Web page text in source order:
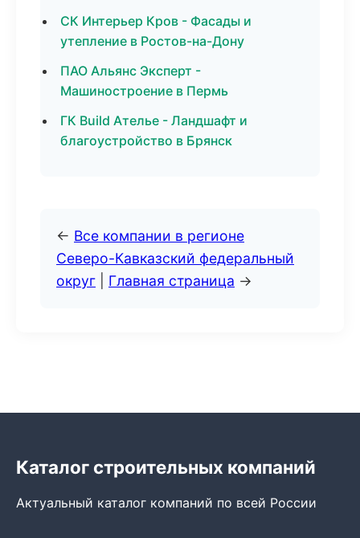
СК Интерьер Кров - Фасады и
утепление в Ростов-на-Дону
ПАО Альянс Эксперт -
Машиностроение в Пермь
ГК Build Ателье - Ландшафт и
благоустройство в Брянск
← Все компании в регионе
Северо-Кавказский федеральный
округ
Главная страница →
Каталог строительных компаний
Актуальный каталог компаний по всей России